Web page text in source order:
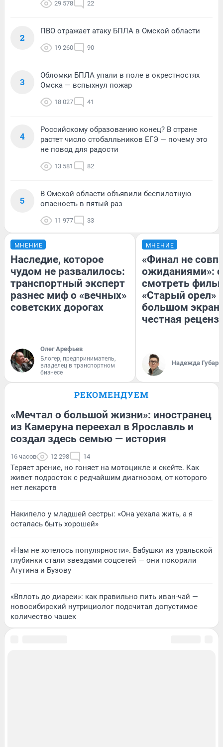
29 578 22
2
ПВО отражает атаку БПЛА в Омской области
19 260 90
3
Обломки БПЛА упали в поле в окрестностях
Омска — вспыхнул пожар
18 027 41
4
Российскому образованию конец? В стране
растет число стобалльников ЕГЭ — почему это
не повод для радости
13 581 82
5
В Омской области объявили беспилотную
опасность в пятый раз
11 977 33
МНЕНИЕ
Наследие, которое
чудом не развалилось:
транспортный эксперт
разнес миф о «вечных»
советских дорогах
Олег Арефьев
Блогер, предприниматель,
владелец в транспортном
бизнесе
МНЕНИЕ
«Финал не
ожиданиями»:
смотреть
«Старый орел»
большом
честная
Надежда Губарь
РЕКОМЕНДУЕМ
«Мечтал о большой жизни»: иностранец
из Камеруна переехал в Ярославль и
создал здесь семью — история
16 часов 12 298 14
Теряет зрение, но гоняет на мотоцикле и скейте. Как
живет подросток с редчайшим диагнозом, от которого
нет лекарств
Накипело у младшей сестры: «Она уехала жить, а я
осталась быть хорошей»
«Нам не хотелось популярности». Бабушки из уральской
глубинки стали звездами соцсетей — они покорили
Агутина и Бузову
«Вплоть до диареи»: как правильно пить иван-чай —
новосибирский нутрициолог подсчитал допустимое
количество чашек